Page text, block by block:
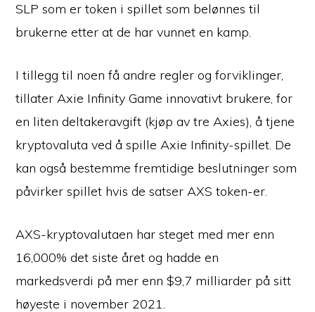
SLP som er token i spillet som belønnes til
brukerne etter at de har vunnet en kamp.
I tillegg til noen få andre regler og forviklinger,
tillater Axie Infinity Game innovativt brukere, for
en liten deltakeravgift (kjøp av tre Axies), å tjene
kryptovaluta ved å spille Axie Infinity-spillet. De
kan også bestemme fremtidige beslutninger som
påvirker spillet hvis de satser AXS token-er.
AXS-kryptovalutaen har steget med mer enn
16,000% det siste året og hadde en
markedsverdi på mer enn $9,7 milliarder på sitt
høyeste i november 2021.